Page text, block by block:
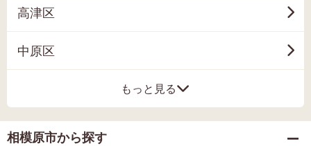
高津区
中原区
もっと見る
相模原市から探す